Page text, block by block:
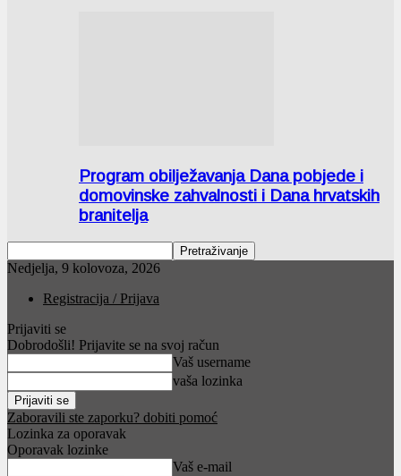
Program obilježavanja Dana pobjede i
domovinske zahvalnosti i Dana hrvatskih
branitelja
Nedjelja, 9 kolovoza, 2026
Registracija / Prijava
Prijaviti se
Dobrodošli! Prijavite se na svoj račun
Vaš username
vaša lozinka
Zaboravili ste zaporku? dobiti pomoć
Lozinka za oporavak
Oporavak lozinke
Vaš e-mail